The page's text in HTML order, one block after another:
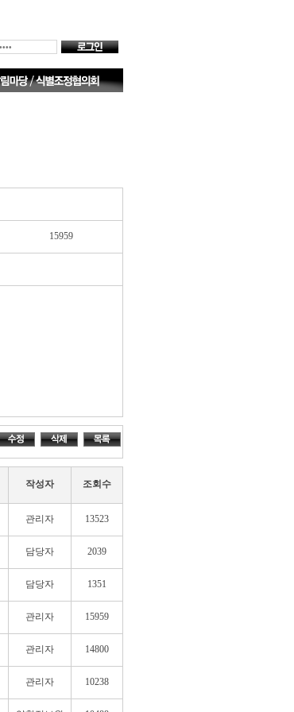
15959
작성자 조회수
관리자 13523
담당자 2039
담당자 1351
관리자 15959
관리자 14800
관리자 10238